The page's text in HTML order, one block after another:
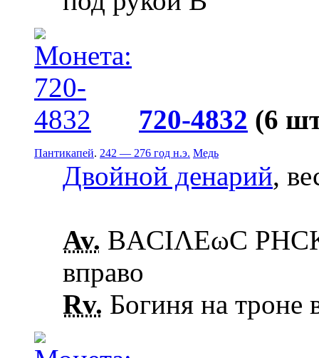
720-4832 (6
Пантикапей. 242 — 276 год н.э. Медь
Двойной денарий,
Av. ΒΑCΙΛΕωC
вправо
Rv. Богиня на троне